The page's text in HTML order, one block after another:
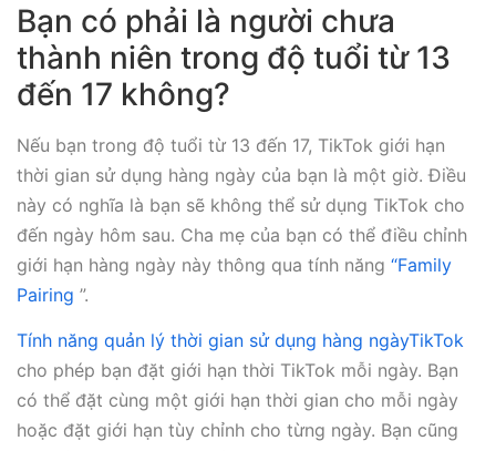
Bạn có phải là người chưa
thành niên trong độ tuổi từ 13
đến 17 không?
Nếu bạn trong độ tuổi từ 13 đến 17, TikTok giới hạn
thời gian sử dụng hàng ngày của bạn là một giờ. Điều
này có nghĩa là bạn sẽ không thể sử dụng TikTok cho
đến ngày hôm sau. Cha mẹ của bạn có thể điều chỉnh
giới hạn hàng ngày này thông qua tính năng “Family
Pairing ”.
Tính năng quản lý thời gian sử dụng hàng ngàyTikTok
cho phép bạn đặt giới hạn thời TikTok mỗi ngày. Bạn
có thể đặt cùng một giới hạn thời gian cho mỗi ngày
hoặc đặt giới hạn tùy chỉnh cho từng ngày. Bạn cũng